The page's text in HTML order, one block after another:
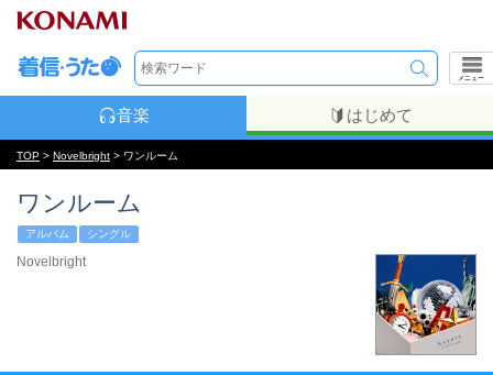
メニュー
音楽 はじめて
TOP > Novelbright > ワンルーム
ワンルーム
アルバム シングル
Novelbright